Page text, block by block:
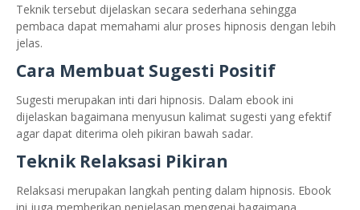
Teknik tersebut dijelaskan secara sederhana sehingga
pembaca dapat memahami alur proses hipnosis dengan lebih
jelas.
Cara Membuat Sugesti Positif
Sugesti merupakan inti dari hipnosis. Dalam ebook ini
dijelaskan bagaimana menyusun kalimat sugesti yang efektif
agar dapat diterima oleh pikiran bawah sadar.
Teknik Relaksasi Pikiran
Relaksasi merupakan langkah penting dalam hipnosis. Ebook